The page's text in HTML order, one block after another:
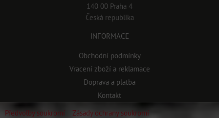
140 00 Praha 4
Česká republika
INFORMACE
Obchodní podmínky
Vracení zboží a reklamace
Doprava a platba
Kontakt
Předvolby soukromí
Zásady ochrany soukromí